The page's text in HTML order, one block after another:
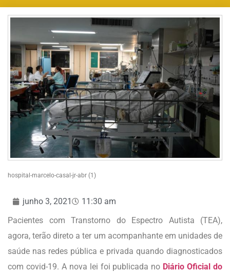
hospital-marcelo-casal-jr-abr (1)
junho 3, 2021
11:30 am
Pacientes com Transtorno do Espectro Autista (TEA),
agora, terão direto a ter um acompanhante em unidades de
saúde nas redes pública e privada quando diagnosticados
com covid-19. A nova lei foi publicada no Diário Oficial do